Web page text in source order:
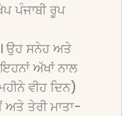
ਪੰਜਾਬੀ ਰੂਪ
ਉਹ ਸਨੇਹ ਅਤੇ
ਅੱਖਾਂ ਨਾਲ
ਵੀਹ ਦਿਨ)
ਤੇਰੀ ਮਾਤਾ-